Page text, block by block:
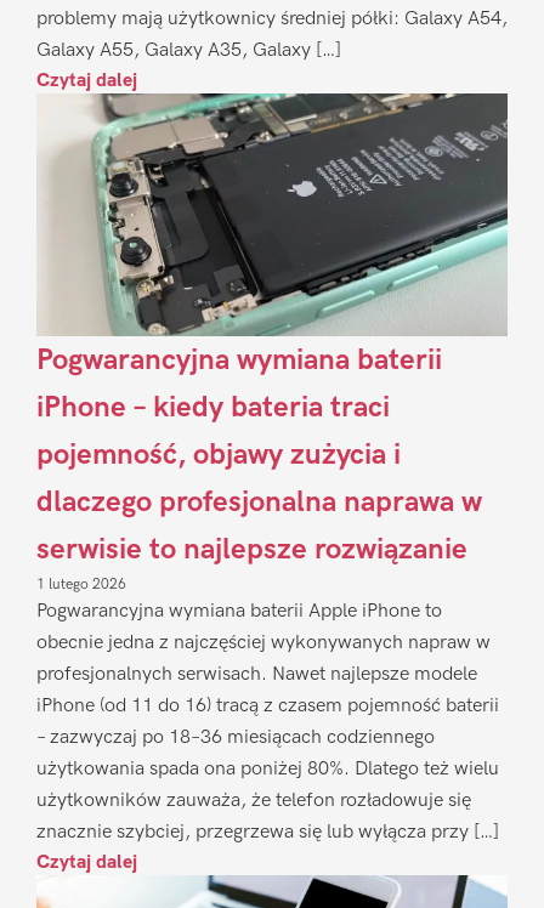
problemy mają użytkownicy średniej półki: Galaxy A54,
Galaxy A55, Galaxy A35, Galaxy […]
Czytaj dalej
Pogwarancyjna wymiana baterii
iPhone – kiedy bateria traci
pojemność, objawy zużycia i
dlaczego profesjonalna naprawa w
serwisie to najlepsze rozwiązanie
1 lutego 2026
Pogwarancyjna wymiana baterii Apple iPhone to
obecnie jedna z najczęściej wykonywanych napraw w
profesjonalnych serwisach. Nawet najlepsze modele
iPhone (od 11 do 16) tracą z czasem pojemność baterii
– zazwyczaj po 18–36 miesiącach codziennego
użytkowania spada ona poniżej 80%. Dlatego też wielu
użytkowników zauważa, że telefon rozładowuje się
znacznie szybciej, przegrzewa się lub wyłącza przy […]
Czytaj dalej